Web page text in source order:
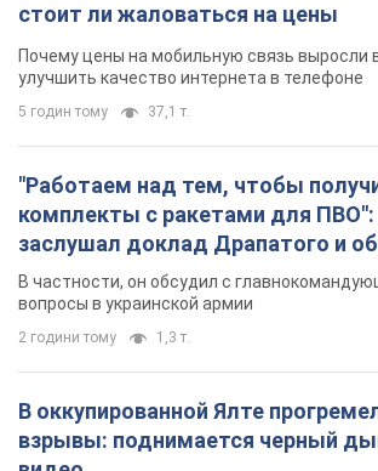
стоит ли жаловаться на цены
Почему цены на мобильную связь выросли
улучшить качество интернета в телефоне
5 годин тому 37,1 т.
"Работаем над тем, чтобы
комплекты с ракетами для ПВО":
заслушал доклад Драпатого и
новых мерах
В частности, он обсудил с
вопросы в украинской армии
2 години тому 1,3 т.
В оккупированной Ялте
взрывы: поднимается черный